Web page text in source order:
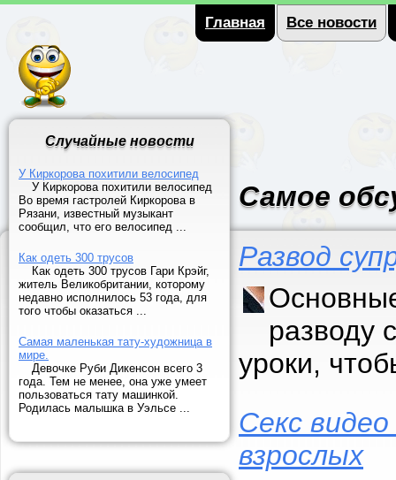
Главная Все новости
Случайные новости
У Киркорова похитили велосипед
У Киркорова похитили велосипед
Во время гастролей Киркорова в
Рязани, известный музыкант
сообщил, что его велосипед ...
Как одеть 300 трусов
Как одеть 300 трусов Гари Крэйг,
житель Великобритании, которому
недавно исполнилось 53 года, для
того чтобы оказаться ...
Самая маленькая тату-художница в
мире.
Девочке Руби Дикенсон всего 3
года. Тем не менее, она уже умеет
пользоваться тату машинкой.
Родилась малышка в Уэльсе ...
Самое
Развод
разводу
уроки,
Секс
взрослых